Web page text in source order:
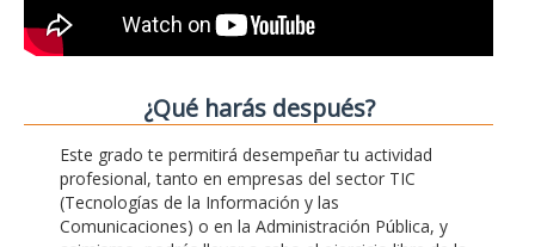
¿Qué harás después?
Este grado te permitirá desempeñar tu actividad
profesional, tanto en empresas del sector TIC
(Tecnologías de la Información y las
Comunicaciones) o en la Administración Pública, y